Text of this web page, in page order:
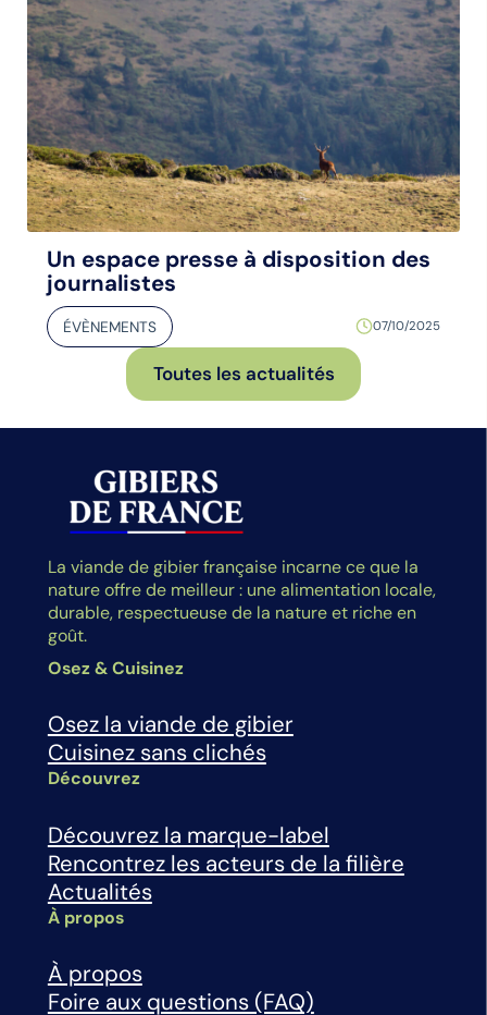
Un espace presse à disposition des
journalistes
ÉVÈNEMENTS 07/10/2025
Toutes les actualités
La viande de gibier française incarne ce que la
nature offre de meilleur : une alimentation locale,
durable, respectueuse de la nature et riche en
goût.
Osez & Cuisinez
Osez la viande de gibier
Cuisinez sans clichés
Découvrez
Découvrez la marque-label
Rencontrez les acteurs de la filière
Actualités
À propos
À propos
Foire aux questions (FAQ)